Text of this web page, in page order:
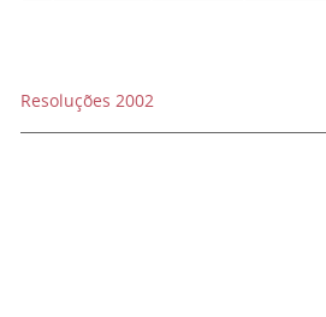
Resoluções 2002